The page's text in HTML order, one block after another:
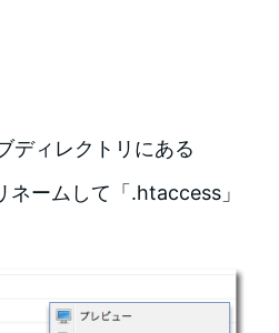
ディレクトリにある
ネームして「.htaccess」